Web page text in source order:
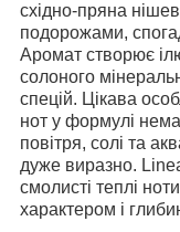
східно-пряна
подорожами,
Аромат створює
солоного
спецій. Цікава
нот у формулі
повітря, солі та
дуже виразно.
смолисті теплі
характером і